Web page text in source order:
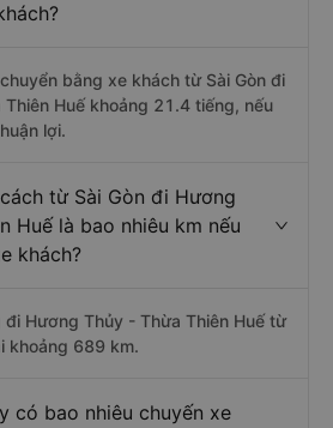
bằng xe khách từ Sài Gòn đi
Huế khoảng 21.4 tiếng, nếu
lợi.
từ Sài Gòn đi Hương
Huế là bao nhiêu km nếu
khách?
Hương Thủy - Thừa Thiên Huế từ
khoảng 689 km.
có bao nhiêu chuyến xe